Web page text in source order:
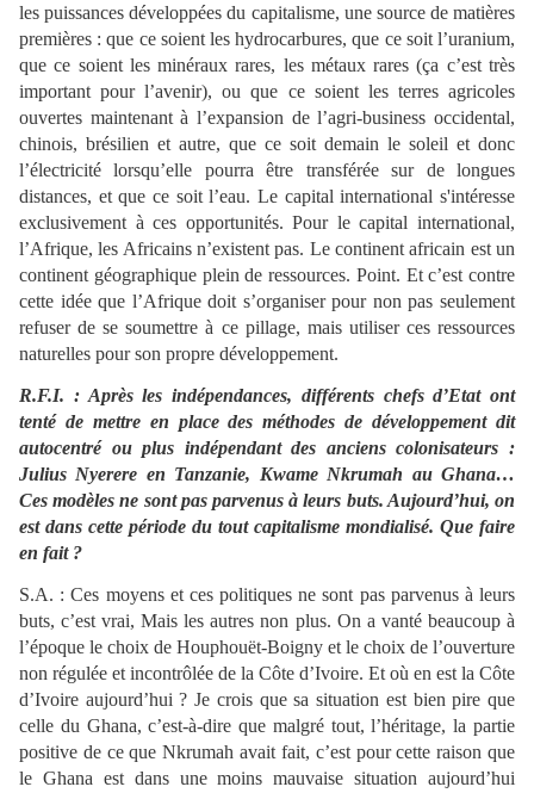
les puissances développées du capitalisme, une source de matières
premières : que ce soient les hydrocarbures, que ce soit l’uranium,
que ce soient les minéraux rares, les métaux rares (ça c’est très
important pour l’avenir), ou que ce soient les terres agricoles
ouvertes maintenant à l’expansion de l’agri-business occidental,
chinois, brésilien et autre, que ce soit demain le soleil et donc
l’électricité lorsqu’elle pourra être transférée sur de longues
distances, et que ce soit l’eau. Le capital international s'intéresse
exclusivement à ces opportunités. Pour le capital international,
l’Afrique, les Africains n’existent pas. Le continent africain est un
continent géographique plein de ressources. Point. Et c’est contre
cette idée que l’Afrique doit s’organiser pour non pas seulement
refuser de se soumettre à ce pillage, mais utiliser ces ressources
naturelles pour son propre développement.
R.F.I. : Après les indépendances, différents chefs d’Etat ont
tenté de mettre en place des méthodes de développement dit
autocentré ou plus indépendant des anciens colonisateurs :
Julius Nyerere en Tanzanie, Kwame Nkrumah au Ghana…
Ces modèles ne sont pas parvenus à leurs buts. Aujourd’hui, on
est dans cette période du tout capitalisme mondialisé. Que faire
en fait ?
S.A. : Ces moyens et ces politiques ne sont pas parvenus à leurs
buts, c’est vrai, Mais les autres non plus. On a vanté beaucoup à
l’époque le choix de Houphouët-Boigny et le choix de l’ouverture
non régulée et incontrôlée de la Côte d’Ivoire. Et où en est la Côte
d’Ivoire aujourd’hui ? Je crois que sa situation est bien pire que
celle du Ghana, c’est-à-dire que malgré tout, l’héritage, la partie
positive de ce que Nkrumah avait fait, c’est pour cette raison que
le Ghana est dans une moins mauvaise situation aujourd’hui